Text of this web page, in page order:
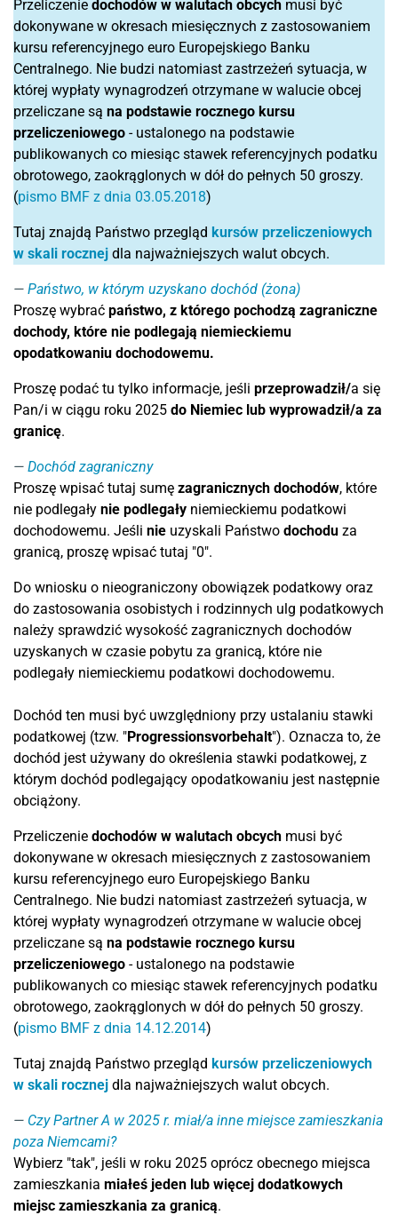
Przeliczenie dochodów w walutach obcych musi być
dokonywane w okresach miesięcznych z zastosowaniem
kursu referencyjnego euro Europejskiego Banku
Centralnego. Nie budzi natomiast zastrzeżeń sytuacja, w
której wypłaty wynagrodzeń otrzymane w walucie obcej
przeliczane są na podstawie rocznego kursu
przeliczeniowego - ustalonego na podstawie
publikowanych co miesiąc stawek referencyjnych podatku
obrotowego, zaokrąglonych w dół do pełnych 50 groszy.
(pismo BMF z dnia 03.05.2018)
Tutaj znajdą Państwo przegląd kursów przeliczeniowych
w skali rocznej dla najważniejszych walut obcych.
Państwo, w którym uzyskano dochód (żona)
Proszę wybrać państwo, z którego pochodzą zagraniczne
dochody, które nie podlegają niemieckiemu
opodatkowaniu dochodowemu.
Proszę podać tu tylko informacje, jeśli przeprowadził/a się
Pan/i w ciągu roku 2025 do Niemiec lub wyprowadził/a za
granicę.
Dochód zagraniczny
Proszę wpisać tutaj sumę zagranicznych dochodów, które
nie podlegały nie podlegały niemieckiemu podatkowi
dochodowemu. Jeśli nie uzyskali Państwo dochodu za
granicą, proszę wpisać tutaj "0".
Do wniosku o nieograniczony obowiązek podatkowy oraz
do zastosowania osobistych i rodzinnych ulg podatkowych
należy sprawdzić wysokość zagranicznych dochodów
uzyskanych w czasie pobytu za granicą, które nie
podlegały niemieckiemu podatkowi dochodowemu.
Dochód ten musi być uwzględniony przy ustalaniu stawki
podatkowej (tzw. "Progressionsvorbehalt"). Oznacza to, że
dochód jest używany do określenia stawki podatkowej, z
którym dochód podlegający opodatkowaniu jest następnie
obciążony.
Przeliczenie dochodów w walutach obcych musi być
dokonywane w okresach miesięcznych z zastosowaniem
kursu referencyjnego euro Europejskiego Banku
Centralnego. Nie budzi natomiast zastrzeżeń sytuacja, w
której wypłaty wynagrodzeń otrzymane w walucie obcej
przeliczane są na podstawie rocznego kursu
przeliczeniowego - ustalonego na podstawie
publikowanych co miesiąc stawek referencyjnych podatku
obrotowego, zaokrąglonych w dół do pełnych 50 groszy.
(pismo BMF z dnia 14.12.2014)
Tutaj znajdą Państwo przegląd kursów przeliczeniowych
w skali rocznej dla najważniejszych walut obcych.
Czy Partner A w 2025 r. miał/a inne miejsce zamieszkania
poza Niemcami?
Wybierz "tak", jeśli w roku 2025 oprócz obecnego miejsca
zamieszkania miałeś jeden lub więcej dodatkowych
miejsc zamieszkania za granicą.